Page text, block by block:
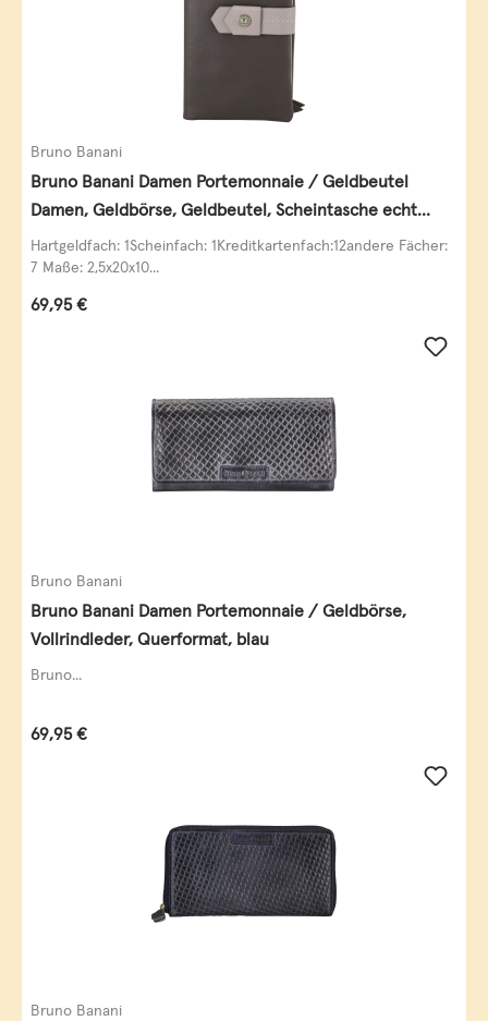
Bruno Banani
Bruno Banani Damen Portemonnaie / Geldbeutel
Damen, Geldbörse, Geldbeutel, Scheintasche echt
Leder
Hartgeldfach: 1Scheinfach: 1Kreditkartenfach:12andere Fächer:
7 Maße: 2,5x20x10...
Regulärer Preis:
69,95 €
Bruno Banani
Bruno Banani Damen Portemonnaie / Geldbörse,
Vollrindleder, Querformat, blau
Bruno...
Regulärer Preis:
69,95 €
Bruno Banani